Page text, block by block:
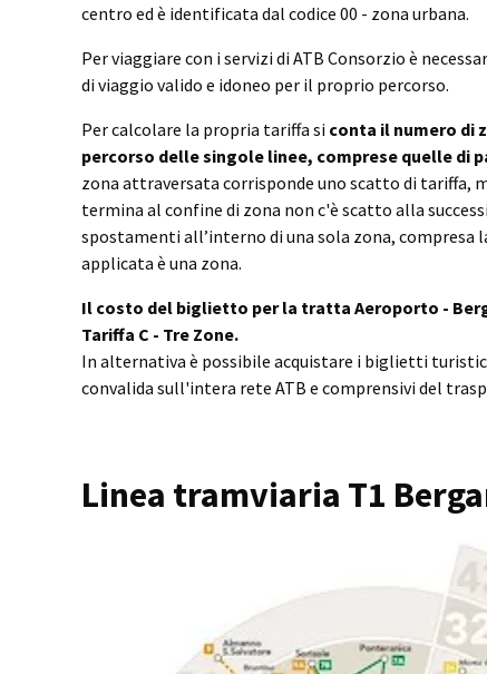
centro ed è identificata dal codice 00 - zona urbana.
Per viaggiare con i servizi di ATB Consorzio è
di viaggio valido e idoneo per il proprio percorso.
Per calcolare la propria tariffa si conta il numero di
percorso delle singole linee, comprese quelle di
zona attraversata corrisponde uno scatto di tariffa,
termina al confine di zona non c'è scatto alla
spostamenti all’interno di una sola zona, compresa
applicata è una zona.
Il costo del biglietto per la tratta Aeroporto -
Tariffa C - Tre Zone.
In alternativa è possibile acquistare i biglietti
convalida sull'intera rete ATB e comprensivi del
Linea tramviaria T1